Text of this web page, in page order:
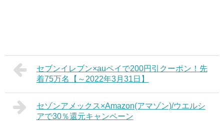
セブンイレブン×auペイで200円引クーポン！先
着75万名【～2022年3月31日】
セゾンアメックス×Amazon(アマゾン)/ウエルシ
アで30％還元キャンペーン